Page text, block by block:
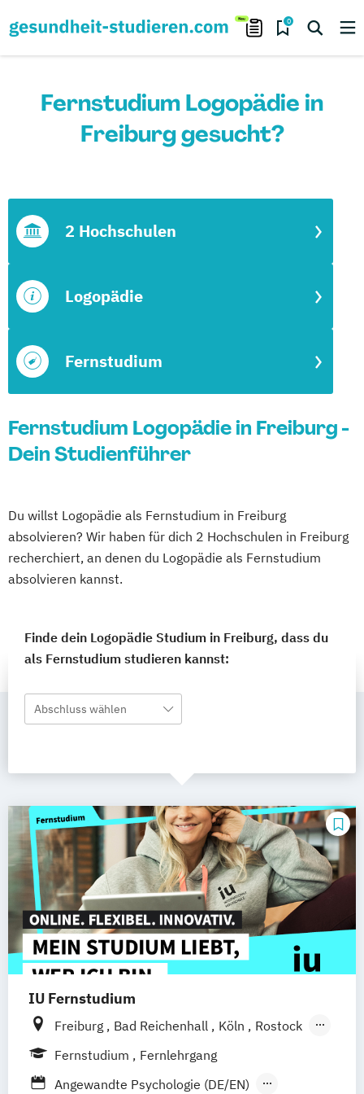
0
Fernstudium Logopädie in
Freiburg gesucht?
Fernstudium
Logopädie
2 Hochschulen
Fernstudium Logopädie in Freiburg -
Dein Studienführer
Du willst Logopädie als Fernstudium in Freiburg
absolvieren? Wir haben für dich 2 Hochschulen in Freiburg
recherchiert, an denen du Logopädie als Fernstudium
absolvieren kannst.
Finde dein Logopädie Studium in Freiburg, dass du
als Fernstudium studieren kannst:
Abschluss wählen
IU Fernstudium
Freiburg Bad Reichenhall Köln
Rostock
Kiel
Frankfurt am Main
Stuttgart
Fernstudium
Fernlehrgang
Angewandte Psychologie (DE/EN)